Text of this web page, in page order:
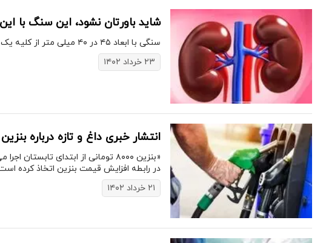
شاید باورتان نشود، این سنگ با
سنگی با ابعاد ۴۵ در ۴۰ میلی متر از کلیه یک بیمار ۷۲ ساله خارج شد.
۲۳ خرداد ۱۴۰۲
انتشار خبری داغ و تازه درباره بنزین ۸۰۰۰ تومانی
«بنزین ۸۰۰۰ تومانی از ابتدای
در رابطه افزایش قیمت بنزین اتخاذ کرده
۲۱ خرداد ۱۴۰۲